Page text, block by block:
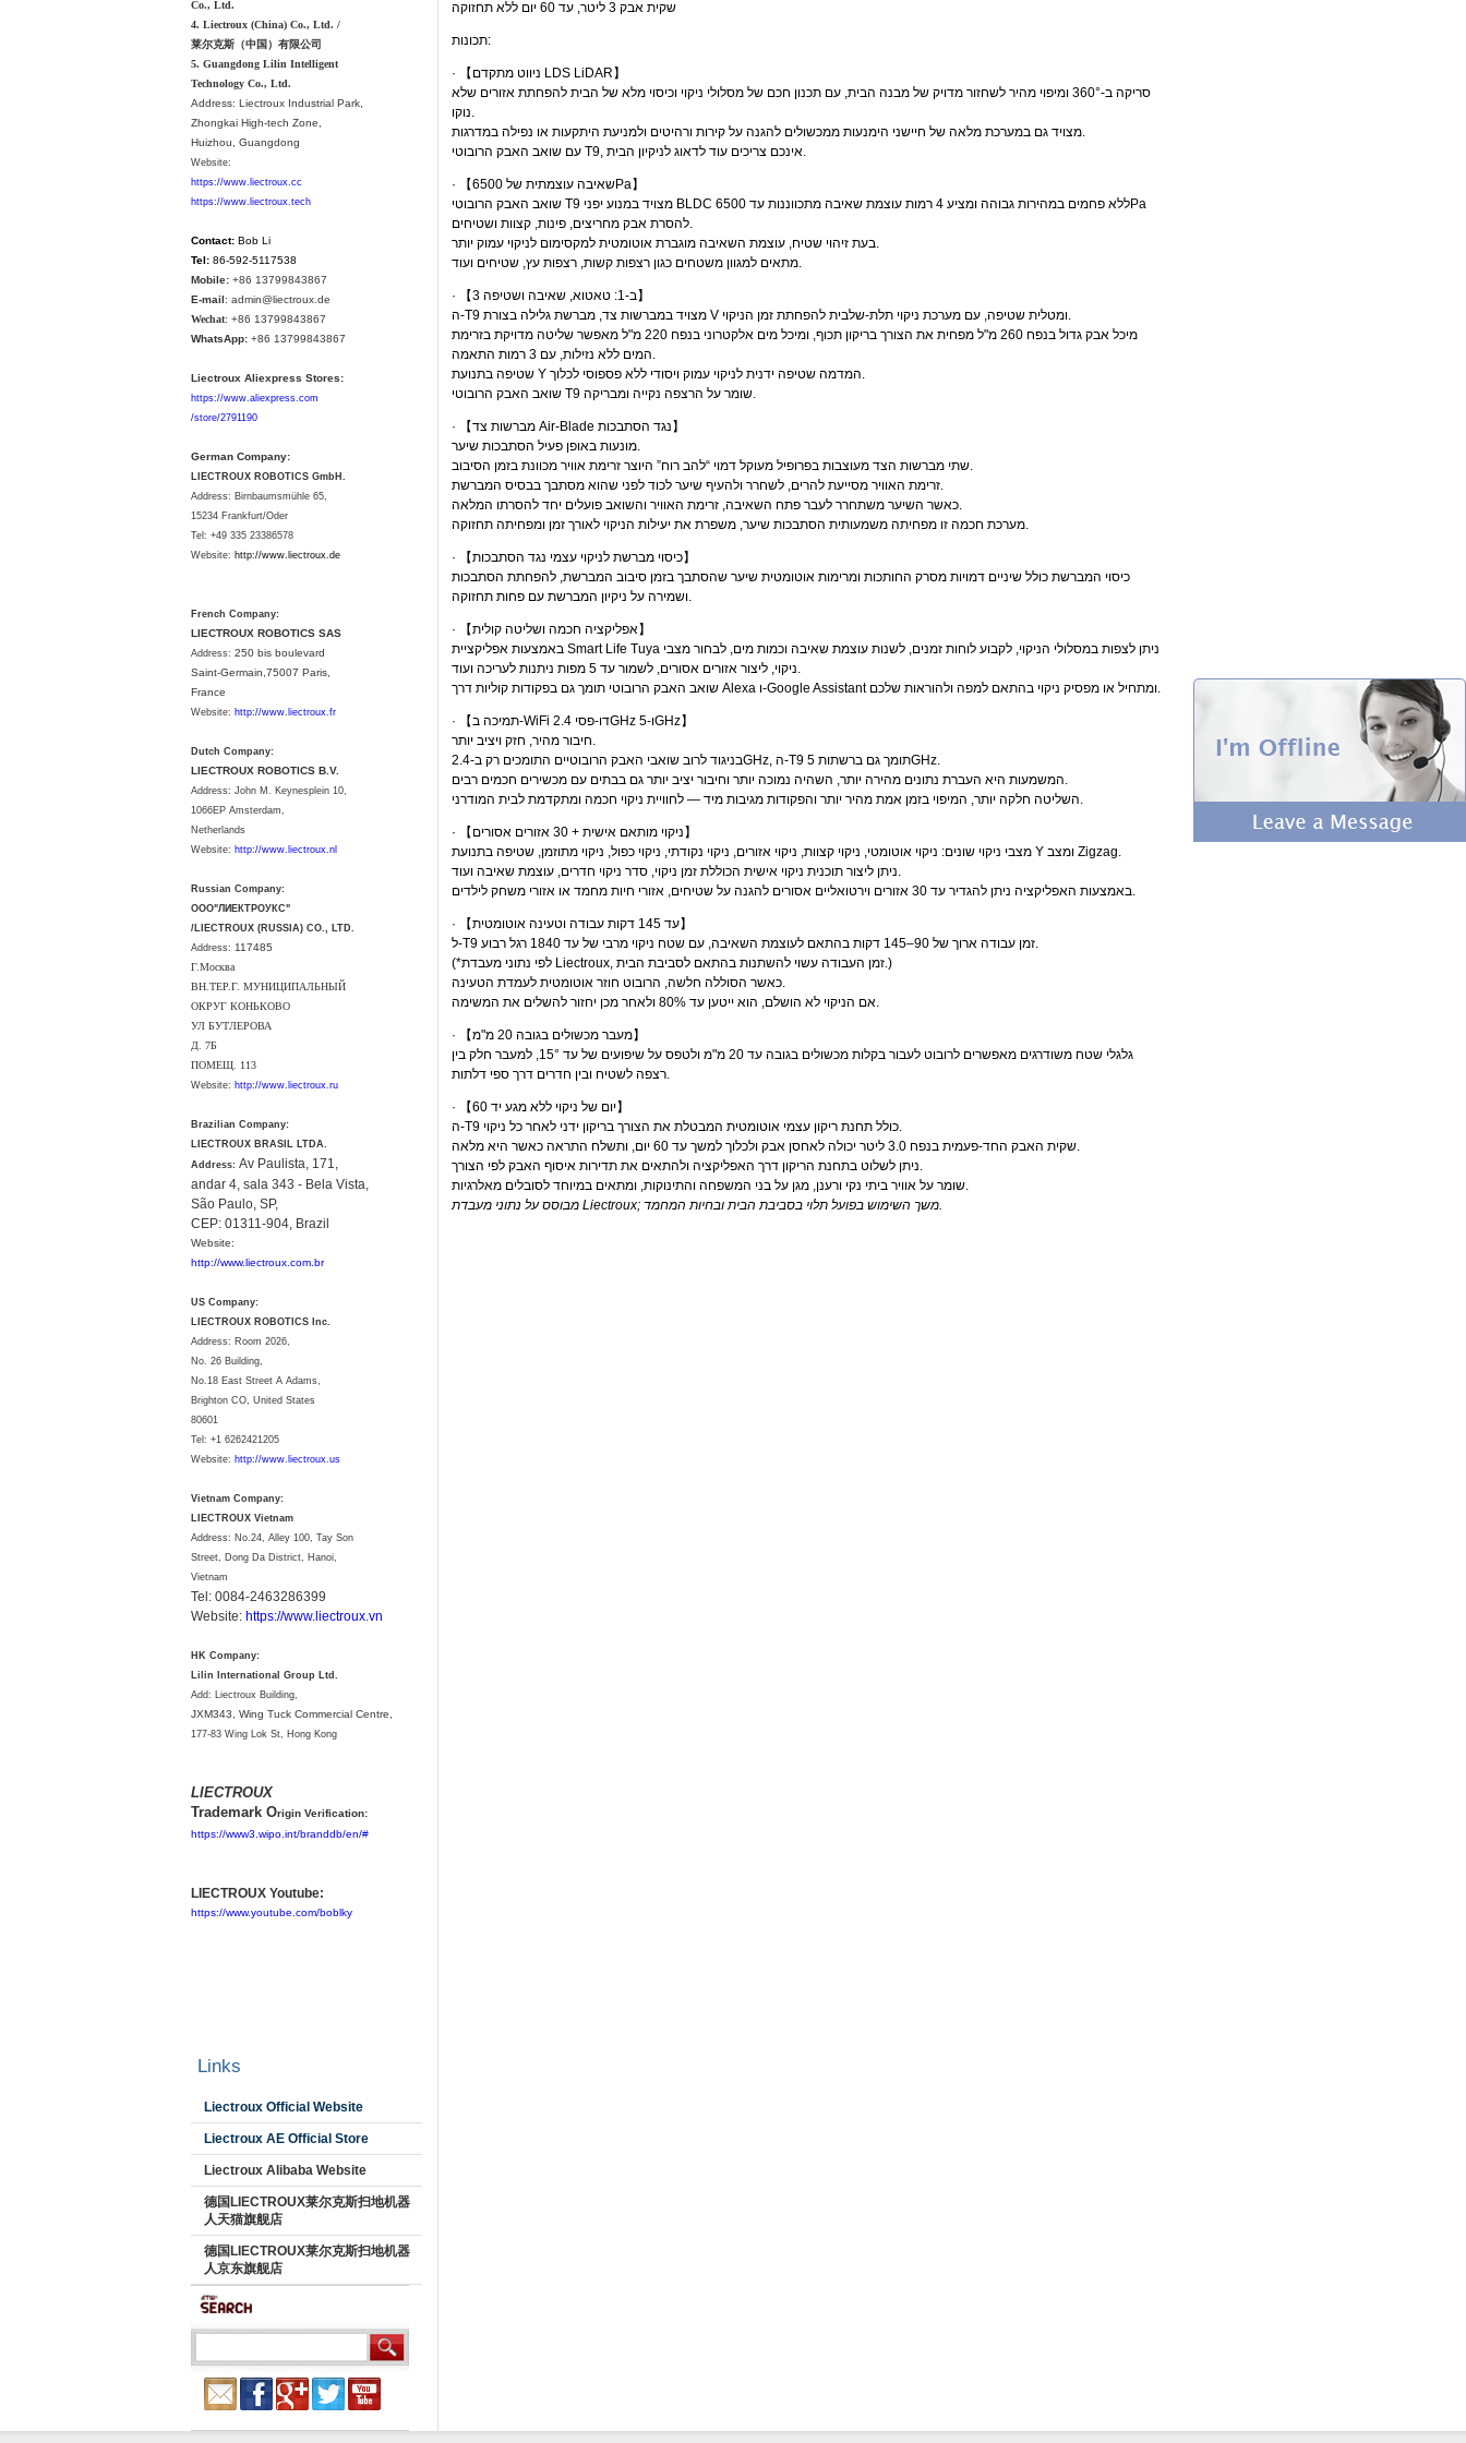
Co., Ltd.
4. Liectroux (China) Co., Ltd. /
莱尔克斯（中国）有限公司
5. Guangdong Lilin Intelligent
Technology Co., Ltd.
Address: Liectroux Industrial Park,
Zhongkai High-tech Zone,
Huizhou, Guangdong
Website:
https://www.liectroux.cc
https://www.liectroux.tech
Contact:Bob Li
Tel:86-592-5117538
Mobile:+86 13799843867
E-mail: admin@liectroux.de
Wechat: +86 13799843867
WhatsApp:+86 13799843867
Liectroux Aliexpress Stores:
https://www.aliexpress.com
/store/2791190
German Company:
LIECTROUX ROBOTICS GmbH.
Address: Birnbaumsmühle 65,
15234 Frankfurt/Oder
Tel: +49 335 23386578
Website: http://www.liectroux.de
French Company:
LIECTROUX ROBOTICS SAS
Address: 250 bis boulevard
Saint-Germain,75007 Paris,
France
Website: http://www.liectroux.fr
Dutch Company:
LIECTROUX ROBOTICS B.V.
Address: John M. Keynesplein 10,
1066EP Amsterdam,
Netherlands
Website: http://www.liectroux.nl
Russian Company:
ООО"ЛИЕКТРОУКС"
/LIECTROUX (RUSSIA) CO., LTD.
Address: 117485
Г.Москва
ВН.ТЕР.Г. МУНИЦИПАЛЬНЫЙ
ОКРУГ КОНЬКОВО
УЛ БУТЛЕРОВА
Д. 7Б
ПОМЕЩ. 113
Website: http://www.liectroux.ru
Brazilian Company:
LIECTROUX BRASIL LTDA.
Address: Av Paulista, 171,
andar 4, sala 343 - Bela Vista,
São Paulo, SP,
CEP: 01311-904, Brazil
Website:
http://www.liectroux.com.br
US Company:
LIECTROUX ROBOTICS Inc.
Address: Room 2026,
No. 26 Building,
No.18 East Street A Adams,
Brighton CO, United States
80601
Tel: +1 6262421205
Website: http://www.liectroux.us
Vietnam Company:
LIECTROUX Vietnam
Address: No.24, Alley 100, Tay Son
Street, Dong Da District, Hanoi,
Vietnam
Tel: 0084-2463286399
Website: https://www.liectroux.vn
HK Company:
Lilin International Group Ltd.
Add: Liectroux Building,
JXM343, Wing Tuck Commercial Centre,
177-83 Wing Lok St, Hong Kong
LIECTROUX
Trademark Origin Verification:
https://www3.wipo.int/branddb/en/#
LIECTROUX Youtube:
https://www.youtube.com/boblky
Links
Liectroux Official Website
Liectroux AE Official Store
Liectroux Alibaba Website
德国LIECTROUX莱尔克斯扫地机器
人天猫旗舰店
德国LIECTROUX莱尔克斯扫地机器
人京东旗舰店
שקית אבק 3 ליטר, עד 60 יום ללא תחזוקה
תכונות:
· 【ניווט מתקדם LDS LiDAR】
סריקה ב-360° ומיפוי מהיר לשחזור מדויק של מבנה הבית, עם תכנון חכם של מסלולי ניקוי וכיסוי מלא של הבית להפחתת אזורים שלא
נוקו.
מצויד גם במערכת מלאה של חיישני הימנעות ממכשולים להגנה על קירות ורהיטים ולמניעת היתקעות או נפילה במדרגות.
עם שואב האבק הרובוטי T9, אינכם צריכים עוד לדאוג לניקיון הבית.
· 【שאיבה עוצמתית של 6500Pa】
שואב האבק הרובוטי T9 מצויד במנוע יפני BLDC ללא פחמים במהירות גבוהה ומציע 4 רמות עוצמת שאיבה מתכווננות עד 6500Pa
להסרת אבק מחריצים, פינות, קצוות ושטיחים.
בעת זיהוי שטיח, עוצמת השאיבה מוגברת אוטומטית למקסימום לניקוי עמוק יותר.
מתאים למגוון משטחים כגון רצפות קשות, רצפות עץ, שטיחים ועוד.
· 【3 ב-1: טאטוא, שאיבה ושטיפה】
ה-T9 מצויד במברשות צד, מברשת גלילה בצורת V ומטלית שטיפה, עם מערכת ניקוי תלת-שלבית להפחתת זמן הניקוי.
מיכל אבק גדול בנפח 260 מ"ל מפחית את הצורך בריקון תכוף, ומיכל מים אלקטרוני בנפח 220 מ"ל מאפשר שליטה מדויקת בזרימת
המים ללא נזילות, עם 3 רמות התאמה.
שטיפה בתנועת Y המדמה שטיפה ידנית לניקוי עמוק ויסודי ללא פספוסי לכלוך.
שואב האבק הרובוטי T9 שומר על הרצפה נקייה ומבריקה.
· 【מברשות צד Air-Blade נגד הסתבכות】
מונעות באופן פעיל הסתבכות שיער.
שתי מברשות הצד מעוצבות בפרופיל מעוקל דמוי “להב רוח” היוצר זרימת אוויר מכוונת בזמן הסיבוב.
זרימת האוויר מסייעת להרים, לשחרר ולהעיף שיער לכוד לפני שהוא מסתבך בבסיס המברשת.
כאשר השיער משתחרר לעבר פתח השאיבה, זרימת האוויר והשואב פועלים יחד להסרתו המלאה.
מערכת חכמה זו מפחיתה משמעותית הסתבכות שיער, משפרת את יעילות הניקוי לאורך זמן ומפחיתה תחזוקה.
· 【כיסוי מברשת לניקוי עצמי נגד הסתבכות】
כיסוי המברשת כולל שיניים דמויות מסרק החותכות ומרימות אוטומטית שיער שהסתבך בזמן סיבוב המברשת, להפחתת הסתבכות
ושמירה על ניקיון המברשת עם פחות תחזוקה.
· 【אפליקציה חכמה ושליטה קולית】
באמצעות אפליקציית Smart Life Tuya ניתן לצפות במסלולי הניקוי, לקבוע לוחות זמנים, לשנות עוצמת שאיבה וכמות מים, לבחור מצבי
ניקוי, ליצור אזורים אסורים, לשמור עד 5 מפות ניתנות לעריכה ועוד.
שואב האבק הרובוטי תומך גם בפקודות קוליות דרך Alexa ו-Google Assistant ומתחיל או מפסיק ניקוי בהתאם למפה ולהוראות שלכם.
· 【תמיכה ב-WiFi דו-פסי 2.4GHz ו-5GHz】
חיבור מהיר, חזק ויציב יותר.
בניגוד לרוב שואבי האבק הרובוטיים התומכים רק ב-2.4GHz, ה-T9 תומך גם ברשתות 5GHz.
המשמעות היא העברת נתונים מהירה יותר, השהיה נמוכה יותר וחיבור יציב יותר גם בבתים עם מכשירים חכמים רבים.
השליטה חלקה יותר, המיפוי בזמן אמת מהיר יותר והפקודות מגיבות מיד — לחוויית ניקוי חכמה ומתקדמת לבית המודרני.
· 【ניקוי מותאם אישית + 30 אזורים אסורים】
מצבי ניקוי שונים: ניקוי אוטומטי, ניקוי קצוות, ניקוי אזורים, ניקוי נקודתי, ניקוי כפול, ניקוי מתוזמן, שטיפה בתנועת Y ומצב Zigzag.
ניתן ליצור תוכנית ניקוי אישית הכוללת זמן ניקוי, סדר ניקוי חדרים, עוצמת שאיבה ועוד.
באמצעות האפליקציה ניתן להגדיר עד 30 אזורים וירטואליים אסורים להגנה על שטיחים, אזורי חיות מחמד או אזורי משחק לילדים.
· 【עד 145 דקות עבודה וטעינה אוטומטית】
ל-T9 זמן עבודה ארוך של 90–145 דקות בהתאם לעוצמת השאיבה, עם שטח ניקוי מרבי של עד 1840 רגל רבוע.
(*לפי נתוני מעבדת Liectroux, זמן העבודה עשוי להשתנות בהתאם לסביבת הבית.)
כאשר הסוללה חלשה, הרובוט חוזר אוטומטית לעמדת הטעינה.
אם הניקוי לא הושלם, הוא ייטען עד 80% ולאחר מכן יחזור להשלים את המשימה.
· 【מעבר מכשולים בגובה 20 מ"מ】
גלגלי שטח משודרגים מאפשרים לרובוט לעבור בקלות מכשולים בגובה עד 20 מ"מ ולטפס על שיפועים של עד 15°, למעבר חלק בין
רצפה לשטיח ובין חדרים דרך ספי דלתות.
· 【60 יום של ניקוי ללא מגע יד】
ה-T9 כולל תחנת ריקון עצמי אוטומטית המבטלת את הצורך בריקון ידני לאחר כל ניקוי.
שקית האבק החד-פעמית בנפח 3.0 ליטר יכולה לאחסן אבק ולכלוך למשך עד 60 יום, ותשלח התראה כאשר היא מלאה.
ניתן לשלוט בתחנת הריקון דרך האפליקציה ולהתאים את תדירות איסוף האבק לפי הצורך.
שומר על אוויר ביתי נקי ורענן, מגן על בני המשפחה והתינוקות, ומתאים במיוחד לסובלים מאלרגיות.
מבוסס על נתוני מעבדת Liectroux; משך השימוש בפועל תלוי בסביבת הבית ובחיות המחמד.